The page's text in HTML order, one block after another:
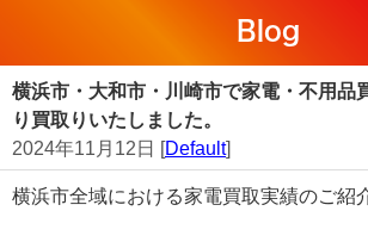
Blog
横浜市・大和市・川崎市で家電・不用品
り買取りいたしました。
2024年11月12日 [Default]
横浜市全域における家電買取実績のご紹